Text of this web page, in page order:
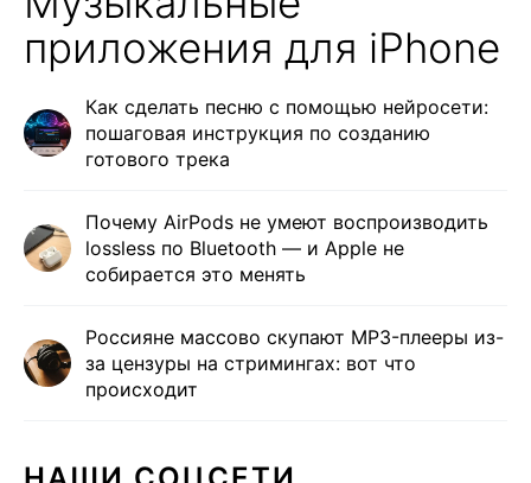
приложения для iPhone
Как сделать песню с помощью нейросети:
пошаговая инструкция по созданию
готового трека
Почему AirPods не умеют воспроизводить
lossless по Bluetooth — и Apple не
собирается это менять
Россияне массово скупают MP3-плееры из-
за цензуры на стримингах: вот что
происходит